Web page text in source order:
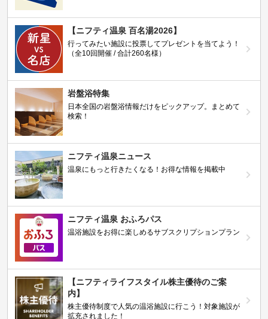
【ニフティ温泉 百名湯2026】
行ってみたい施設に投票してプレゼントを当てよう！
（全10回開催 / 合計260名様）
岩盤浴特集
日本全国の岩盤浴情報だけをピックアップ。まとめて
検索！
ニフティ温泉ニュース
温泉にもっと行きたくなる！お得な情報を掲載中
ニフティ温泉 おふろパス
温浴施設をお得に楽しめるサブスクリプションプラン
【ニフティライフスタイル株主優待のご案
内】
株主優待制度で人気の温浴施設に行こう！対象施設が
拡充されました！